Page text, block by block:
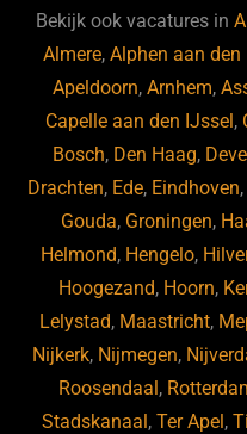
b
o
o
k
ky dI
n
Bekijk ook vacatures in
Almere,Alphen aan den
Apeldoorn,Arnhem,
Capelle aan den IJssel ,
Bosch, Den Haag,
Drachten, Ede, Eindhoven,
Gouda, Groningen,
Helmond, Hengelo,
Hoogezand, Hoorn,
Lelystad, Maastricht,
Nijkerk, Nijmegen,
Roosendaal ,
Stadskanaal ,Ter Apel ,